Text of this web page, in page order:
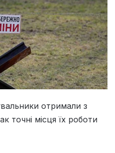
отримали з
точні місця їх роботи